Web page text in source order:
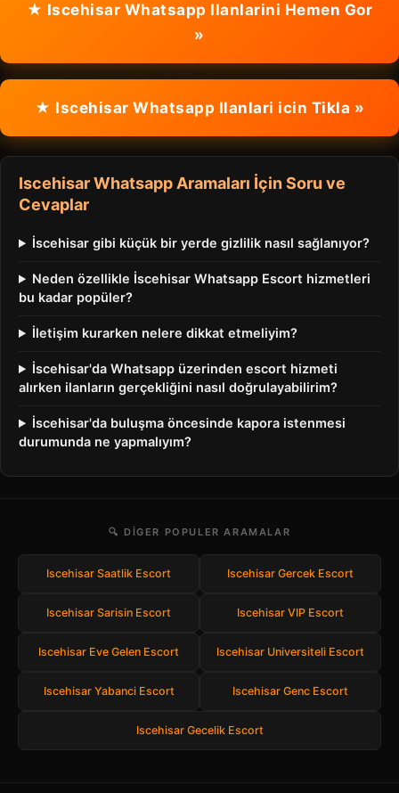
★ Iscehisar Whatsapp Ilanlarini Hemen Gor
»
★ Iscehisar Whatsapp Ilanlari icin Tikla »
Iscehisar Whatsapp Aramaları İçin Soru ve
Cevaplar
İscehisar gibi küçük bir yerde gizlilik nasıl sağlanıyor?
Neden özellikle İscehisar Whatsapp Escort hizmetleri
bu kadar popüler?
İletişim kurarken nelere dikkat etmeliyim?
İscehisar'da Whatsapp üzerinden escort hizmeti
alırken ilanların gerçekliğini nasıl doğrulayabilirim?
İscehisar'da buluşma öncesinde kapora istenmesi
durumunda ne yapmalıyım?
🔍 DIGER POPULER ARAMALAR
Iscehisar Saatlik Escort Iscehisar Gercek Escort
Iscehisar Sarisin Escort Iscehisar VIP Escort
Iscehisar Eve Gelen Escort Iscehisar Universiteli Escort
Iscehisar Yabanci Escort Iscehisar Genc Escort
Iscehisar Gecelik Escort